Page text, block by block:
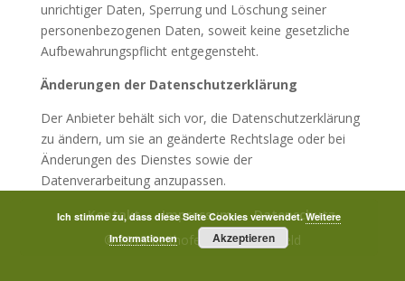
unrichtiger Daten, Sperrung und Löschung seiner
personenbezogenen Daten, soweit keine gesetzliche
Aufbewahrungspflicht entgegensteht.
Änderungen der Datenschutzerklärung
Der Anbieter behält sich vor, die Datenschutzerklärung
zu ändern, um sie an geänderte Rechtslage oder bei
Änderungen des Dienstes sowie der
Datenverarbeitung anzupassen.
Kontakt
Impressum
Datenschutz
© 2015 Reithofer GmbH, Hainfeld
Ich stimme zu, dass diese Seite Cookies verwendet.Weitere
Informationen
Akzeptieren